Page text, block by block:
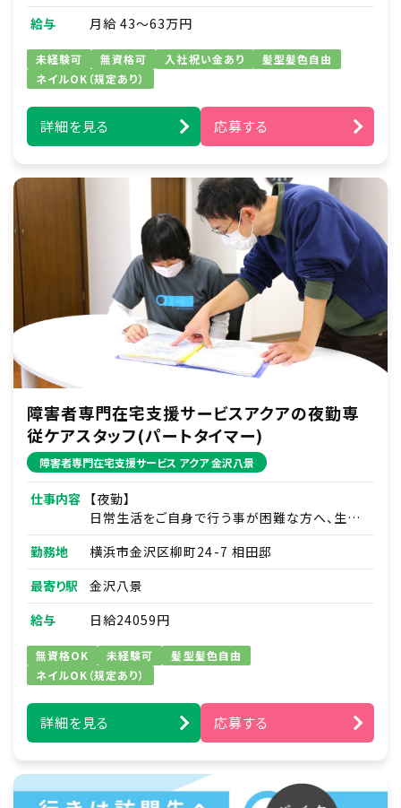
給与
月給 43～63万円
未経験可 無資格可 入社祝い金あり
髪型髪色自由
ネイルOK（規定あり）
詳細を見る 応募する
障害者専門在宅支援サービスアクアの夜勤専
従ケアスタッフ(パートタイマー)
障害者専門在宅支援サービス アクア 金沢八景
仕事内容 【夜勤】
日常生活をご自身で行う事が困難な方へ、生活
全般にわたる援助を総合的に行います。
■ケアプランに沿って身体介護のサポート・自立
支援
例）入浴・排せつ・食事等の介護、調理・洗濯及び
掃除等の家事などのサポート、他見守りなど
・訪問場所：ご利用者さまのご自宅
・対象者：重度の肢体不自由者で常に介護を必
要とする方
勤務地
横浜市金沢区柳町24-7 相田邸
最寄り駅
金沢八景
給与
日給24059円
無資格OK 未経験可
髪型髪色自由
ネイルOK（規定あり）
詳細を見る 応募する